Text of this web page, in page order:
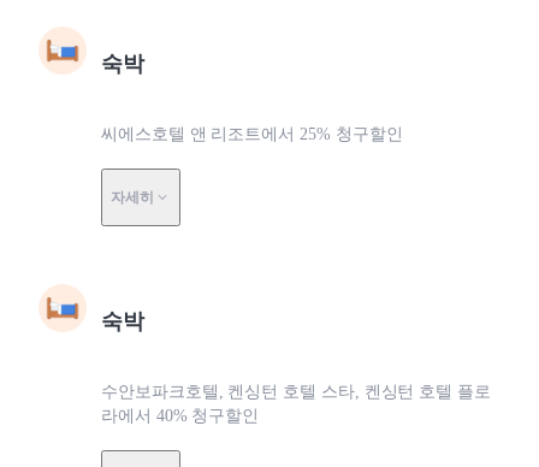
숙박
씨에스호텔 앤 리조트에서 25% 청구할인
자세히
숙박
수안보파크호텔, 켄싱턴 호텔 스타, 켄싱턴 호텔 플로
라에서 40% 청구할인